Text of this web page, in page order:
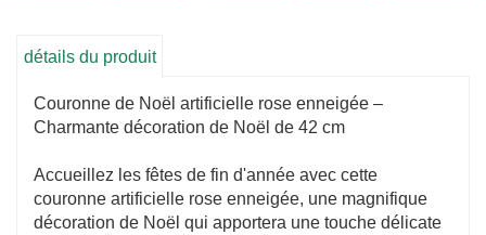
détails du produit
Couronne de Noël artificielle rose enneigée –
Charmante décoration de Noël de 42 cm
Accueillez les fêtes de fin d'année avec cette
couronne artificielle rose enneigée, une magnifique
décoration de Noël qui apportera une touche délicate